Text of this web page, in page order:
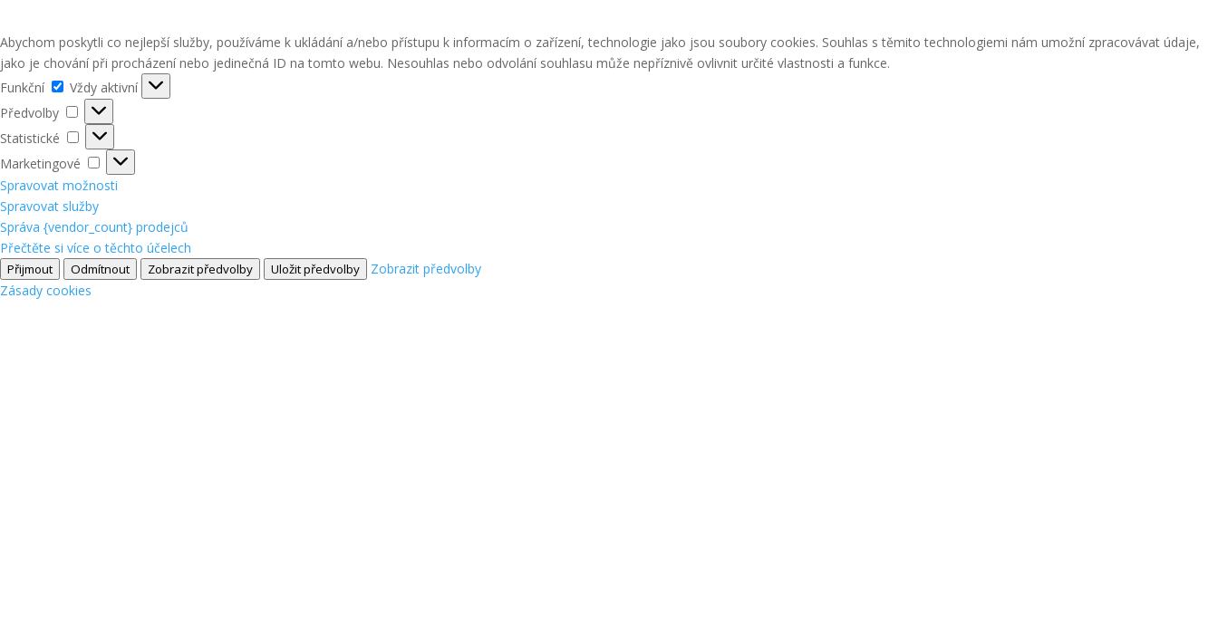
Abychom poskytli co nejlepší služby, používáme k ukládání a/nebo přístupu k informacím o zařízení, technologie jako jsou soubory cookies. Souhlas s těmito technologiemi nám umožní zpracovávat údaje,
jako je chování při procházení nebo jedinečná ID na tomto webu. Nesouhlas nebo odvolání souhlasu může nepříznivě ovlivnit určité vlastnosti a funkce.
Funkční
Funkční
Vždy aktivní
Předvolby
Předvolby
Statistické
Statistické
Marketingové
Marketingové
Spravovat možnosti
Spravovat služby
Správa {vendor_count} prodejců
Přečtěte si více o těchto účelech
Přijmout Odmítnout Zobrazit předvolby Uložit předvolby
Zobrazit předvolby
Zásady cookies